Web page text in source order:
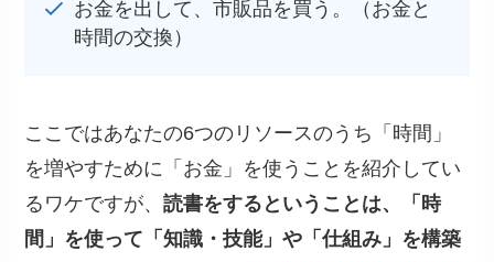
お金を出して、市販品を買う。（お金と
時間の交換）
ここではあなたの6つのリソースのうち「時間」
を増やすために「お金」を使うことを紹介してい
るワケですが、読書をするということは、「時
間」を使って「知識・技能」や「仕組み」を構築